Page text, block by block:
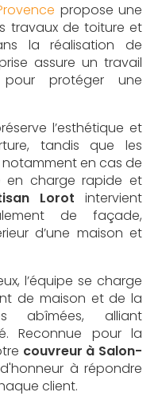
propose une
travaux de toiture et
la réalisation de
assure un travail
protéger une
l’esthétique et
tandis que les
en cas de
en charge rapide et
Lorot intervient
de façade,
d’une maison et
l’équipe se charge
de maison et de la
abîmées, alliant
Reconnue pour la
couvreur à Salon-
à répondre
client.